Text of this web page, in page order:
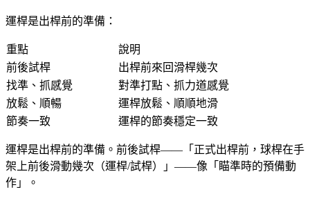
運桿是出桿前的準備：
重點
說明
前後試桿
出桿前來回滑桿幾次
找準、抓感覺
對準打點、抓力道感覺
放鬆、順暢
運桿放鬆、順順地滑
節奏一致
運桿的節奏穩定一致
運桿是出桿前的準備。前後試桿——「正式出桿前，球桿在手
架上前後滑動幾次（運桿/試桿）」——像「瞄準時的預備動
作」。